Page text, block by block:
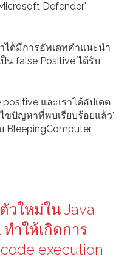
Defender"
ด้มีการอัพเดทคำแนะนำ
น false Positive ได้รับ
และเราได้อัปเดต
ขปัญหาที่พบเรียบร้อยแล้ว"
BleepingComputer
วใหม่ใน Java
ำให้เกิดการ
execution